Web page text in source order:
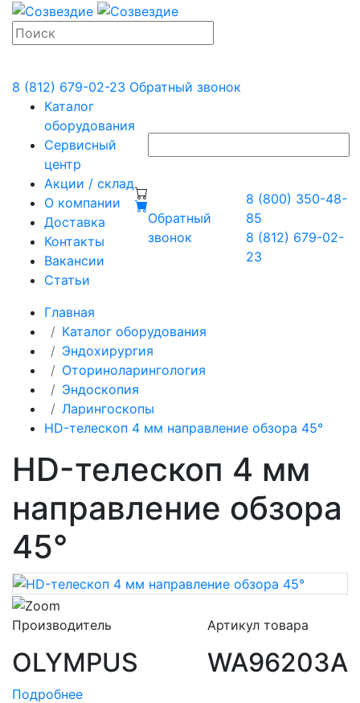
8 (812) 679-02-23 Обратный звонок
Каталог
оборудования
Сервисный
центр
Акции / склад
О компании
Доставка
Контакты
Вакансии
Статьи
Обратный
звонок
8 (800) 350-48-
85
8 (812) 679-02-
23
Главная
Каталог оборудования
Эндохирургия
Оториноларингология
Эндоскопия
Ларингоскопы
HD-телескоп 4 мм направление обзора 45°
HD-телескоп 4 мм
направление обзора
45°
Производитель
OLYMPUS
Артикул товара
WA96203A
Подробнее